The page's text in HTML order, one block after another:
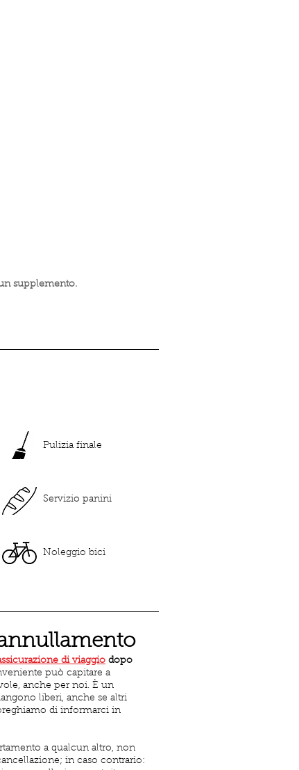
supplemento.
Pulizia finale
Servizio panini
Noleggio bici
di viaggio dopo
può capitare a
anche per noi. È un
liberi, anche se altri
di informarci in
a qualcun altro, non
in caso contrario: